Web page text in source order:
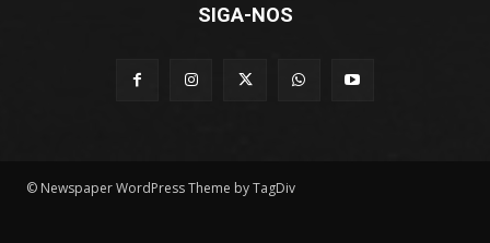
SIGA-NOS
© Newspaper WordPress Theme by TagDiv